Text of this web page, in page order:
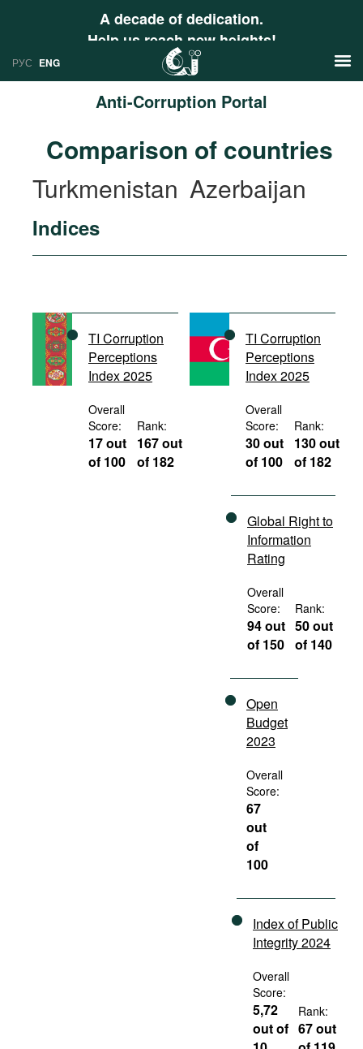
A decade of dedication.
Help us reach new heights!
РУС ENG
Anti-Corruption Portal
ENG
Research
Countries
International Organizations
Documents
Movies
Podcasts
Bookshelf
Comparison of countries
Turkmenistan Azerbaijan
Indices
TI Corruption
Perceptions
Index 2025
Overall
Score:
17 out
of 100
Rank:
167 out
of 182
TI Corruption
Perceptions
Index 2025
Overall
Score:
30 out
of 100
Rank:
130 out
of 182
Global Right to
Information
Rating
Overall
Score:
94 out
of 150
Rank:
50 out
of 140
Open
Budget
2023
Overall
Score:
67
out
of
100
Index of Public
Integrity 2024
Overall
Score:
5,72
out of
Rank:
67 out